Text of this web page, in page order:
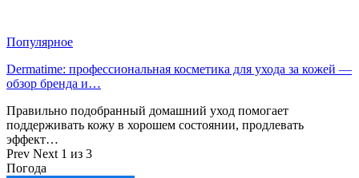
Популярное
Dermatime: профессиональная косметика для ухода за кожей —
обзор бренда и…
Правильно подобранный домашний уход помогает
поддерживать кожу в хорошем состоянии, продлевать
эффект…
Prev Next 1 из 3
Погода